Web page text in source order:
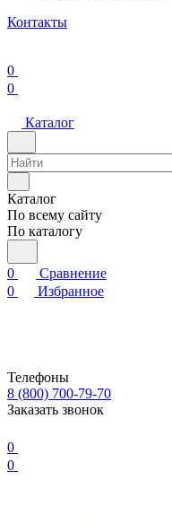
Контакты
0
0
Каталог
Каталог
По всему сайту
По каталогу
0
Сравнение
0
Избранное
Телефоны
8 (800) 700-79-70
Заказать звонок
0
0